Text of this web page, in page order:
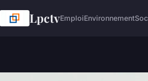
LpctvEmploiEnvironnement